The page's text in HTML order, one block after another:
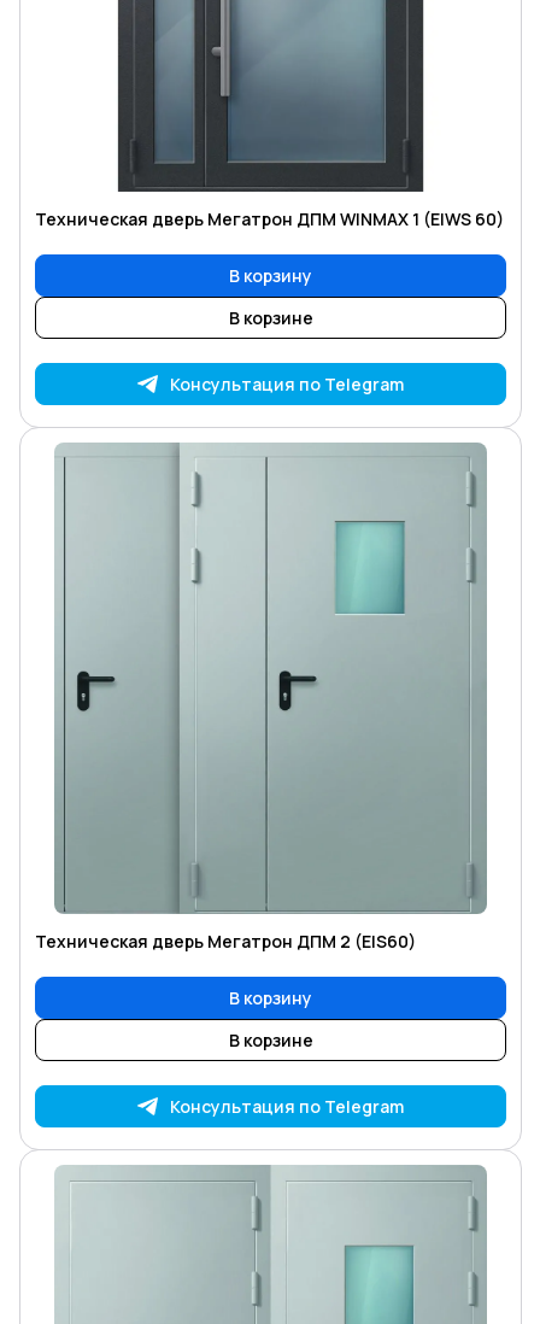
Техническая дверь Мегатрон ДПМ WINMAX 1 (EIWS 60)
В корзину
В корзине
Консультация по Telegram
Техническая дверь Мегатрон ДПМ 2 (EIS60)
В корзину
В корзине
Консультация по Telegram